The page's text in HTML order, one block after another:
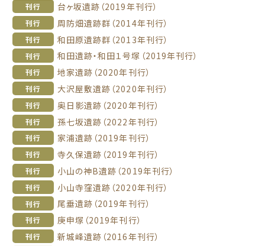
刊行 台ヶ坂遺跡（2019年刊行）
刊行 周防畑遺跡群（2014年刊行）
刊行 和田原遺跡群（2013年刊行）
刊行 和田遺跡・和田１号塚（2019年刊行）
刊行 地家遺跡（2020年刊行）
刊行 大沢屋敷遺跡（2020年刊行）
刊行 奥日影遺跡（2020年刊行）
刊行 孫七坂遺跡（2022年刊行）
刊行 家浦遺跡（2019年刊行）
刊行 寺久保遺跡（2019年刊行）
刊行 小山の神B遺跡（2019年刊行）
刊行 小山寺窪遺跡（2020年刊行）
刊行 尾垂遺跡（2019年刊行）
刊行 庚申塚（2019年刊行）
刊行 新城峰遺跡（2016年刊行）